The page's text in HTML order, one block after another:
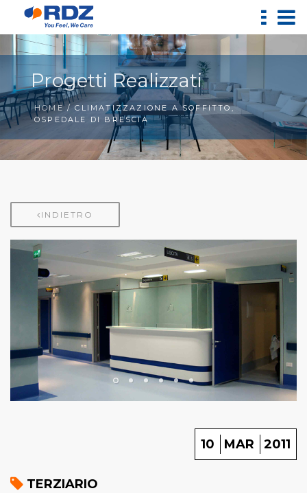
Progetti Realizzati
HOME/ CLIMATIZZAZIONE A SOFFITTO,
OSPEDALE DI BRESCIA
INDIETRO
10 MAR 2011
TERZIARIO